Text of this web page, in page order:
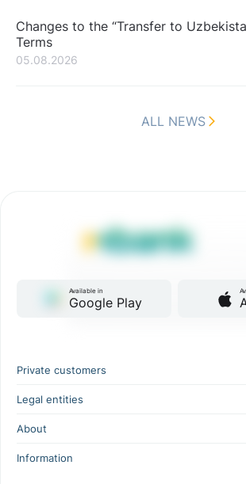
Changes to the “Transfer to
Terms
05.08.2026
ALL NEWS
Available in
Google Play
Private customers
Legal entities
About
Information